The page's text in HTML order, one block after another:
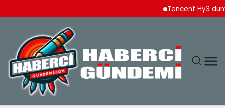
Tencent Hy3 dünya